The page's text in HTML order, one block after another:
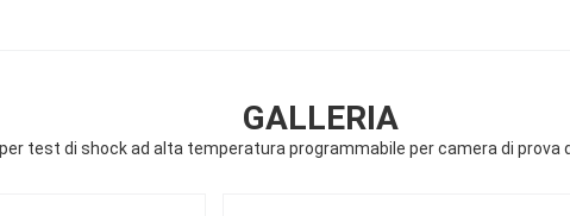
GALLERIA
test di shock ad alta temperatura programmabile per camera di prova